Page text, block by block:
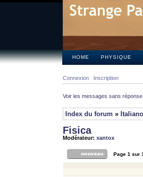
HOME PHYSIQUE
Connexion Inscription
Voir les messages sans réponse
Index du forum » Italiano
Fisica
Modérateur: xantox
Page 1 sur 1